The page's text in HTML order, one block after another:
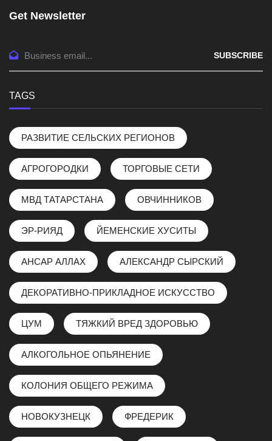
Get Newsletter
SUBSCRIBE
TAGS
РАЗВИТИЕ СЕЛЬСКИХ РЕГИОНОВ
АГРОГОРОДКИ ТОРГОВЫЕ СЕТИ
МВД ТАТАРСТАНА ОВЧИННИКОВ
ЭР-РИЯД ЙЕМЕНСКИЕ ХУСИТЫ
АНСАР АЛЛАХ АЛЕКСАНДР СЫРСКИЙ
ДЕКОРАТИВНО-ПРИКЛАДНОЕ ИСКУССТВО
ЦУМ ТЯЖКИЙ ВРЕД ЗДОРОВЬЮ
АЛКОГОЛЬНОЕ ОПЬЯНЕНИЕ
КОЛОНИЯ ОБЩЕГО РЕЖИМА
НОВОКУЗНЕЦК ФРЕДЕРИК